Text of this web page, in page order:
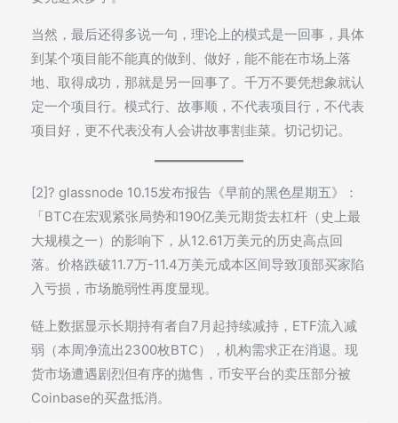
当然，最后还得多说一句，理论上的模式是一回事，具体
到某个项目能不能真的做到、做好，能不能在市场上落
地、取得成功，那就是另一回事了。千万不要凭想象就认
定一个项目行。模式行、故事顺，不代表项目行，不代表
项目好，更不代表没有人会讲故事割韭菜。切记切记。
[2]? glassnode 10.15发布报告《早前的黑色星期五》：
「BTC在宏观紧张局势和190亿美元期货去杠杆（史上最
大规模之一）的影响下，从12.61万美元的历史高点回
落。价格跌破11.7万-11.4万美元成本区间导致顶部买家陷
入亏损，市场脆弱性再度显现。
链上数据显示长期持有者自7月起持续减持，ETF流入减
弱（本周净流出2300枚BTC），机构需求正在消退。现
货市场遭遇剧烈但有序的抛售，币安平台的卖压部分被
Coinbase的买盘抵消。